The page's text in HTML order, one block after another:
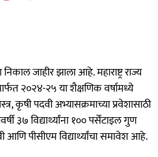
जाहीर झाला आहे. महाराष्ट्र राज्य
२०२४-२५ या शैक्षणिक वर्षामध्ये
कृषी पदवी अभ्यासक्रमाच्या प्रवेशासाठी
३७ विद्यार्थ्यांना १०० पर्सेंटाइल गुण
पीसीएम विद्यार्थ्यांचा समावेश आहे.